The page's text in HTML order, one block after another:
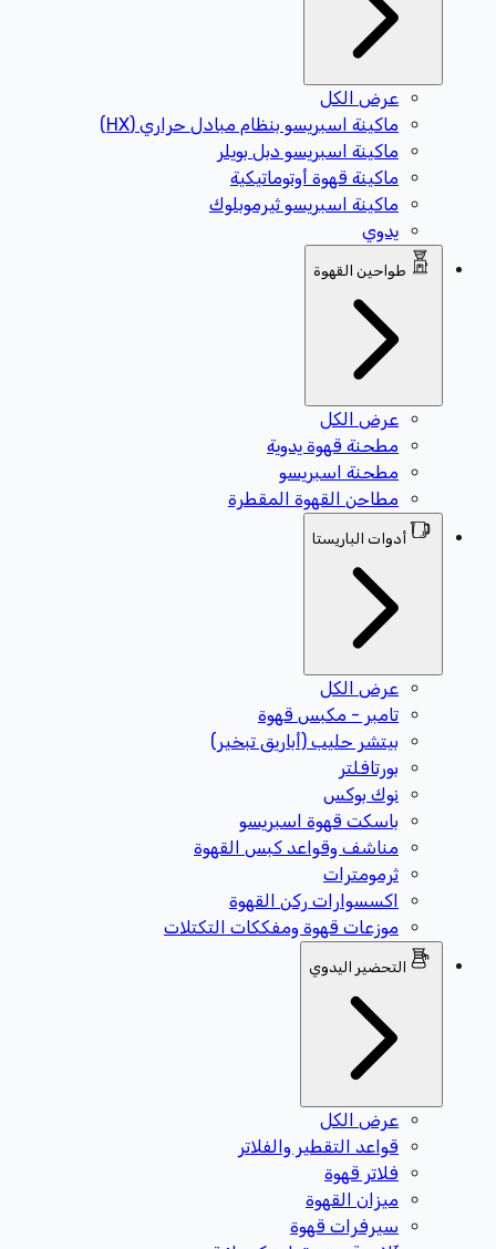
عرض الكل
ماكينة اسبريسو بنظام مبادل حراري (HX)
ماكينة اسبريسو دبل بويلر
ماكينة قهوة أوتوماتيكية
ماكينة اسبريسو ثيرموبلوك
يدوي
طواحين القهوة
عرض الكل
مطحنة قهوة يدوية
مطحنة اسبريسو
مطاحن القهوة المقطرة
أدوات الباريستا
عرض الكل
تامبر - مكبس قهوة
بيتشر حليب (أباريق تبخير)
بورتافلتر
نوك بوكس
باسكت قهوة اسبريسو
مناشف وقواعد كبس القهوة
ثرمومترات
اكسسوارات ركن القهوة
موزعات قهوة ومفككات التكتلات
التحضير اليدوي
عرض الكل
قواعد التقطير والفلاتر
فلاتر قهوة
ميزان القهوة
سيرفرات قهوة